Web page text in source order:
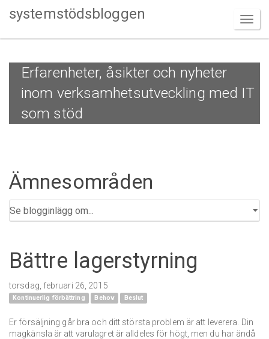
systemstödsbloggen
Erfarenheter, åsikter och nyheter
inom verksamhetsutveckling med IT
som stöd
Ämnesområden
Bättre lagerstyrning
torsdag, februari 26, 2015
Kontinuerlig förbättring Behov Beslut
Er försäljning går bra och ditt största problem är att leverera. Din
magkänsla är att varulagret är alldeles för högt, men du har ändå